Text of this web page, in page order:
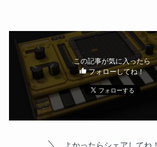
この記事が気に入ったら
フォローしてね！
よかったらシェアしてね！